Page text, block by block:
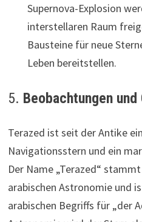
Supernova-Explosion
interstellaren Raum
Bausteine für neue
Leben bereitstellen.
5. Beobachtungen
Terazed ist seit der Antike
Navigationsstern und ein
Der Name „Terazed“
arabischen Astronomie und
arabischen Begriffs für „der